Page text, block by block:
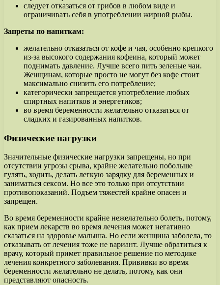
следует отказаться от грибов в любом виде и
ограничивать себя в употреблении жирной рыбы.
Запреты по напиткам:
желательно отказаться от кофе и чая, особенно крепкого
из-за высокого содержания кофеина, который может
поднимать давление. Лучше всего пить зеленые чаи.
Женщинам, которые просто не могут без кофе стоит
максимально снизить его потребление;
категорически запрещается употребление любых
спиртных напитков и энергетиков;
во время беременности желательно отказаться от
сладких и газированных напитков.
Физические нагрузки
Значительные физические нагрузки запрещены, но при
отсутствии угрозы срыва, крайне желательно побольше
гулять, ходить, делать легкую зарядку для беременных и
заниматься сексом. Но все это только при отсутствии
противопоказаний. Подъем тяжестей крайне опасен и
запрещен.
Во время беременности крайне нежелательно болеть, потому,
как прием лекарств во время лечения может негативно
сказаться на здоровье малыша. Но если женщина заболела, то
отказывать от лечения тоже не вариант. Лучше обратиться к
врачу, который примет правильное решение по методике
лечения конкретного заболевания. Прививки во время
беременности желательно не делать, потому, как они
представляют опасность.